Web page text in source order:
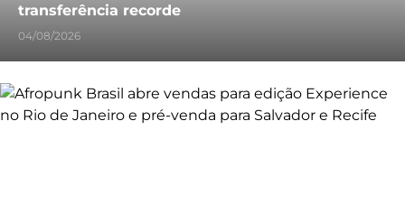
transferência recorde
04/08/2026